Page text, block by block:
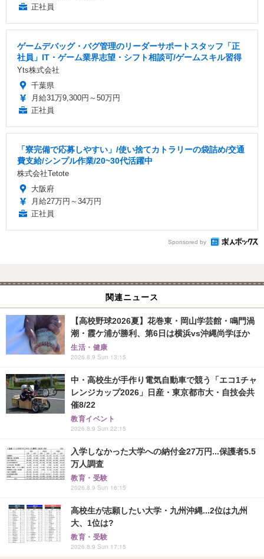
正社員
ゲームデバッグ・バグ管理のリーダーサポートスタッフ「正
社員」IT・ゲーム業界志望・シフト相談可/ゲームスキル習得
Yts株式会社
千葉県
月給31万9,300円～50万円
正社員
「寮完備で応募しやすい」/使い捨てカトラリーの袋詰め/交通
費支給/シンプル作業/20~30代活躍中
株式会社Tetote
大阪府
月給27万円～34万円
正社員
Sponsored by
関連ニュース
【高校野球2026夏】花巻東・岡山学芸館・鳴門渦
潮・霞ケ浦が勝利、第6日は横浜vs沖縄尚学ほか
生活・健康
2026.8.9 Sun 13:15
中・高校生が手作り電気自動車で競う「エコ1チャ
レンジカップ2026」日産・東京都市大・自技会共
催8/22
教育イベント
2026.8.9 Sun 22:15
入学しなかった大学への納付金27万円...保護者5.5
万人調査
教育・受験
2026.8.9 Sun 16:15
高校生が志願したい大学・九州沖縄...2位は九州
大、1位は?
教育・受験
2026.8.9 Sun 17:15